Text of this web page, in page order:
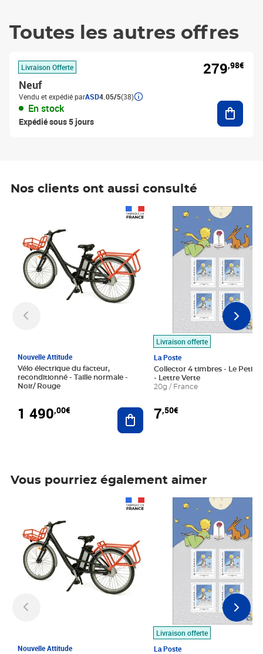
Toutes les autres offres
Livraison Offerte
Neuf
Vendu et expédié parASD4.05/5(38)
En stock
Expédié sous 5 jours
279,98€
Nos clients ont aussi consulté
Nouvelle Attitude
Vélo électrique du facteur,
reconditionné - Taille normale -
Noir/ Rouge
1 490,00€ Ajouter au panier
Livraison offerte
La Poste
Collector 4 timbres - Le Petit
- Lettre Verte
20g / France
7,50€
Prix 7,50€
Vous pourriez également aimer
Nouvelle Attitude
Livraison offerte
La Poste
Prix 7,50€